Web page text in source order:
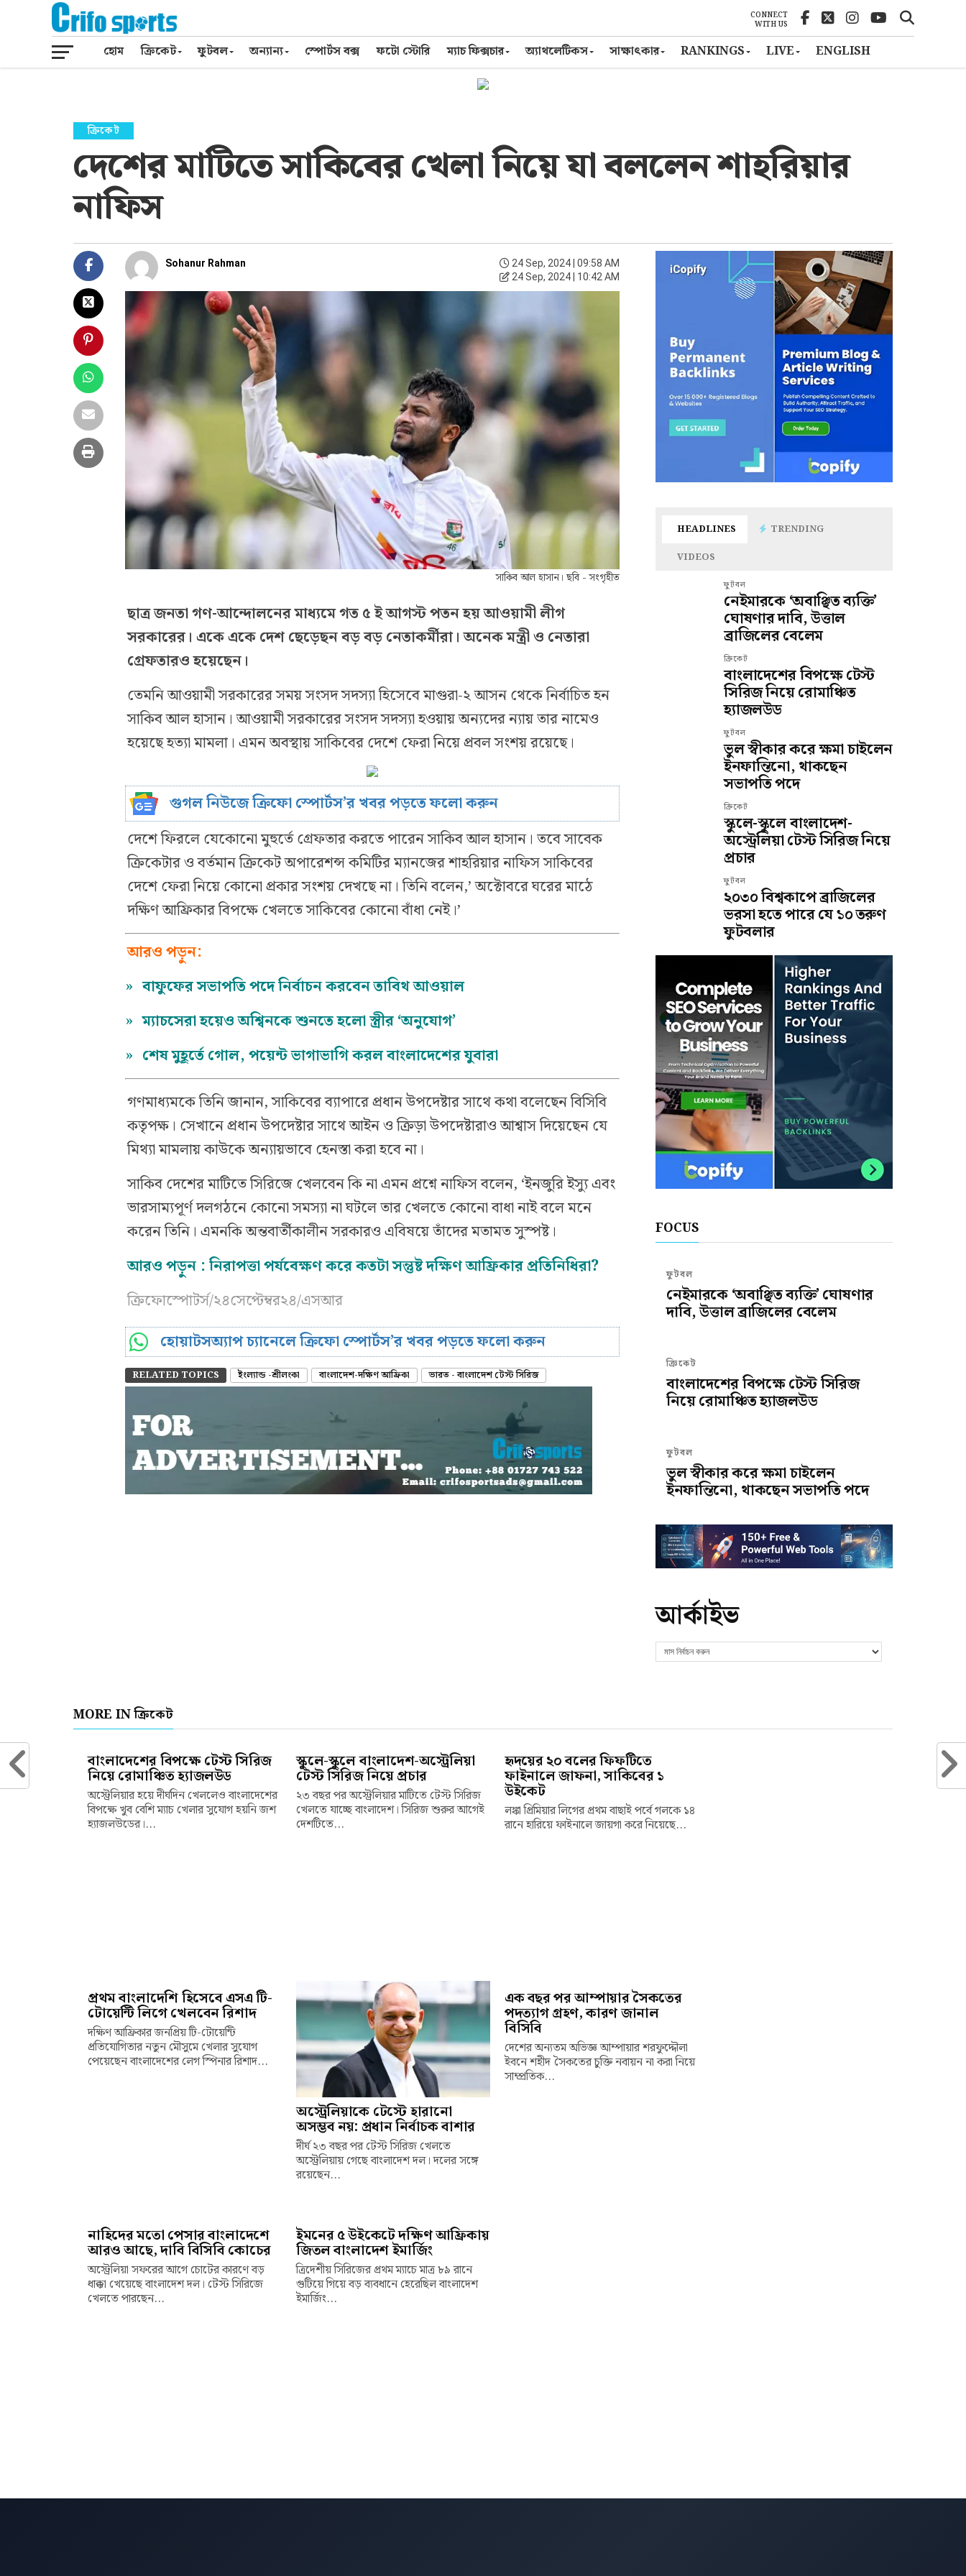
CONNECT
WITH US
হোম ক্রিকেট ফুটবল অন্যান্য স্পোর্টস বক্স ফটো স্টোরি ম্যাচ ফিক্সচার অ্যাথলেটিকস সাক্ষাৎকার RANKINGS LIVE ENGLISH
ক্রিকেট
দেশের মাটিতে সাকিবের খেলা নিয়ে যা বললেন শাহরিয়ার
নাফিস
Sohanur Rahman
24 Sep, 2024 | 09:58 AM
24 Sep, 2024 | 10:42 AM
সাকিব আল হাসান। ছবি - সংগৃহীত
ছাত্র জনতা গণ-আন্দোলনের মাধ্যমে গত ৫ ই আগস্ট পতন হয় আওয়ামী লীগ
সরকারের। একে একে দেশ ছেড়েছন বড় বড় নেতাকর্মীরা। অনেক মন্ত্রী ও নেতারা
গ্রেফতারও হয়েছেন।
তেমনি আওয়ামী সরকারের সময় সংসদ সদস্যা হিসেবে মাগুরা-২ আসন থেকে নির্বাচিত হন
সাকিব আল হাসান। আওয়ামী সরকারের সংসদ সদস্যা হওয়ায় অন্যদের ন্যায় তার নামেও
হয়েছে হত্যা মামলা। এমন অবস্থায় সাকিবের দেশে ফেরা নিয়ে প্রবল সংশয় রয়েছে।
গুগল নিউজে ক্রিফো স্পোর্টস’র খবর পড়তে ফলো করুন
দেশে ফিরলে যেকোনো মুহুর্তে গ্রেফতার করতে পারেন সাকিব আল হাসান। তবে সাবেক
ক্রিকেটার ও বর্তমান ক্রিকেট অপারেশন্স কমিটির ম্যানজের শাহরিয়ার নাফিস সাকিবের
দেশে ফেরা নিয়ে কোনো প্রকার সংশয় দেখছে না। তিনি বলেন,’ অক্টোবরে ঘরের মাঠে
দক্ষিণ আফ্রিকার বিপক্ষে খেলতে সাকিবের কোনো বাঁধা নেই।’
আরও পড়ুন:
» বাফুফের সভাপতি পদে নির্বাচন করবেন তাবিথ আওয়াল
» ম্যাচসেরা হয়েও অশ্বিনকে শুনতে হলো স্ত্রীর ‘অনুযোগ’
» শেষ মুহূর্তে গোল, পয়েন্ট ভাগাভাগি করল বাংলাদেশের যুবারা
গণমাধ্যমকে তিনি জানান, সাকিবের ব্যাপারে প্রধান উপদেষ্টার সাথে কথা বলেছেন বিসিবি
কতৃপক্ষ। সেখানে প্রধান উপদেষ্টার সাথে আইন ও ক্রিড়া উপদেষ্টারাও আশ্বাস দিয়েছেন যে
মিথ্যা মামলায় কাউকে অন্যায়ভাবে হেনস্তা করা হবে না।
সাকিব দেশের মাটিতে সিরিজে খেলবেন কি না এমন প্রশ্নে নাফিস বলেন, ‘ইনজুরি ইস্যু এবং
ভারসাম্যপূর্ণ দলগঠনে কোনো সমস্যা না ঘটলে তার খেলতে কোনো বাধা নাই বলে মনে
করেন তিনি। এমনকি অন্তবার্তীকালীন সরকারও এবিষয়ে তাঁদের মতামত সুস্পষ্ট।
আরও পড়ুন :নিরাপত্তা পর্যবেক্ষণ করে কতটা সন্তুষ্ট দক্ষিণ আফ্রিকার প্রতিনিধিরা?
ক্রিফোস্পোটর্স/২৪সেপ্টেম্বর২৪/এসআর
হোয়াটসঅ্যাপ চ্যানেলে ক্রিফো স্পোর্টস’র খবর পড়তে ফলো করুন
RELATED TOPICS ইংল্যান্ড -শ্রীলংকা বাংলাদেশ-দক্ষিণ আফ্রিকা ভারত - বাংলাদেশ টেস্ট সিরিজ
HEADLINES
TRENDING
VIDEOS
ফুটবল
নেইমারকে ‘অবাঞ্ছিত ব্যক্তি’
ঘোষণার দাবি, উত্তাল
ব্রাজিলের বেলেম
ক্রিকেট
বাংলাদেশের বিপক্ষে টেস্ট
সিরিজ নিয়ে রোমাঞ্চিত
হ্যাজলউড
ফুটবল
ভুল স্বীকার করে ক্ষমা চাইলেন
ইনফান্তিনো, থাকছেন
সভাপতি পদে
ক্রিকেট
স্কুলে-স্কুলে বাংলাদেশ-
অস্ট্রেলিয়া টেস্ট সিরিজ নিয়ে
প্রচার
ফুটবল
২০৩০ বিশ্বকাপে ব্রাজিলের
ভরসা হতে পারে যে ১০ তরুণ
ফুটবলার
FOCUS
ফুটবল
নেইমারকে ‘অবাঞ্ছিত ব্যক্তি’ ঘোষণার
দাবি, উত্তাল ব্রাজিলের বেলেম
ক্রিকেট
বাংলাদেশের বিপক্ষে টেস্ট সিরিজ
নিয়ে রোমাঞ্চিত হ্যাজলউড
ফুটবল
ভুল স্বীকার করে ক্ষমা চাইলেন
ইনফান্তিনো, থাকছেন সভাপতি পদে
আর্কাইভ
MORE IN ক্রিকেট
বাংলাদেশের বিপক্ষে টেস্ট সিরিজ
নিয়ে রোমাঞ্চিত হ্যাজলউড
অস্ট্রেলিয়ার হয়ে দীর্ঘদিন খেললেও বাংলাদেশের
বিপক্ষে খুব বেশি ম্যাচ খেলার সুযোগ হয়নি জশ
হ্যাজলউডের।...
স্কুলে-স্কুলে বাংলাদেশ-অস্ট্রেলিয়া
টেস্ট সিরিজ নিয়ে প্রচার
২৩ বছর পর অস্ট্রেলিয়ার মাটিতে টেস্ট সিরিজ
খেলতে যাচ্ছে বাংলাদেশ। সিরিজ শুরুর আগেই
দেশটিতে...
হৃদয়ের ২০ বলের ফিফটিতে
ফাইনালে জাফনা, সাকিবের ১
উইকেট
লঙ্কা প্রিমিয়ার লিগের প্রথম বাছাই পর্বে গলকে ১৪
রানে হারিয়ে ফাইনালে জায়গা করে নিয়েছে...
প্রথম বাংলাদেশি হিসেবে এসএ টি-
টোয়েন্টি লিগে খেলবেন রিশাদ
দক্ষিণ আফ্রিকার জনপ্রিয় টি-টোয়েন্টি
প্রতিযোগিতার নতুন মৌসুমে খেলার সুযোগ
পেয়েছেন বাংলাদেশের লেগ স্পিনার রিশাদ...
অস্ট্রেলিয়াকে টেস্টে হারানো
অসম্ভব নয়: প্রধান নির্বাচক বাশার
দীর্ঘ ২৩ বছর পর টেস্ট সিরিজ খেলতে
অস্ট্রেলিয়ায় গেছে বাংলাদেশ দল। দলের সঙ্গে
রয়েছেন...
এক বছর পর আম্পায়ার সৈকতের
পদত্যাগ গ্রহণ, কারণ জানাল
বিসিবি
দেশের অন্যতম অভিজ্ঞ আম্পায়ার শরফুদ্দৌলা
ইবনে শহীদ সৈকতের চুক্তি নবায়ন না করা নিয়ে
সাম্প্রতিক...
নাহিদের মতো পেসার বাংলাদেশে
আরও আছে, দাবি বিসিবি কোচের
অস্ট্রেলিয়া সফরের আগে চোটের কারণে বড়
ধাক্কা খেয়েছে বাংলাদেশ দল। টেস্ট সিরিজে
খেলতে পারছেন...
ইমনের ৫ উইকেটে দক্ষিণ আফ্রিকায়
জিতল বাংলাদেশ ইমার্জিং
ত্রিদেশীয় সিরিজের প্রথম ম্যাচে মাত্র ৮৯ রানে
গুটিয়ে গিয়ে বড় ব্যবধানে হেরেছিল বাংলাদেশ
ইমার্জিং...